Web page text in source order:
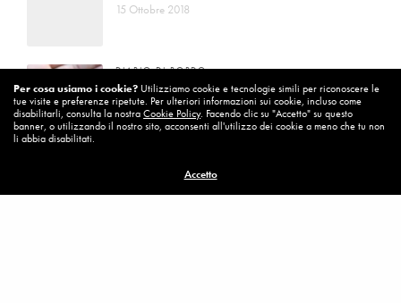
15 Ottobre 2018
DIARIO DI BORDO
La vita vince sempre
8 Ottobre 2018
Per cambiare ci vuole coraggio
8 Ottobre 2018
Per cosa usiamo i cookie? Utilizziamo cookie e tecnologie simili per riconoscere le
tue visite e preferenze ripetute. Per ulteriori informazioni sui cookie, incluso come
disabilitarli, consulta la nostraCookie Policy. Facendo clic su "Accetto" su questo
banner, o utilizzando il nostro sito, acconsenti all'utilizzo dei cookie a meno che tu non
li abbia disabilitati.
Accetto